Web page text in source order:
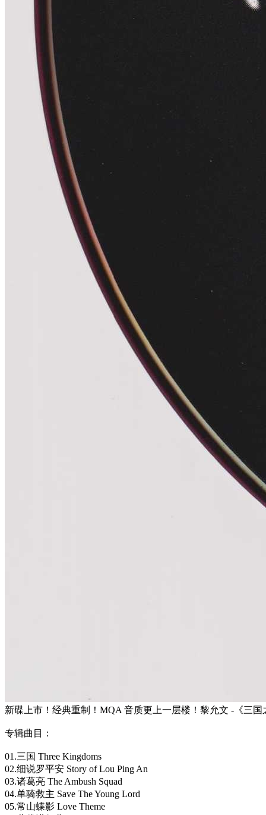
新碟上市！经典重制！MQA 音质更上一层楼！黎允文 -《三
专辑曲目：
01.三国 Three Kingdoms
02.细说罗平安 Story of Lou Ping An
03.诸葛亮 The Ambush Squad
04.单骑救主 Save The Young Lord
05.常山蝶影 Love Theme